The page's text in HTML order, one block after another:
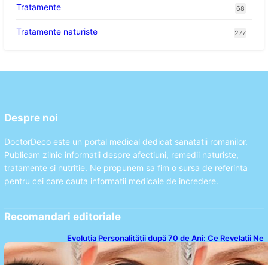
Tratamente 68
Tratamente naturiste 277
Despre noi
DoctorDeco este un portal medical dedicat sanatatii romanilor.
Publicam zilnic informatii despre afectiuni, remedii naturiste,
tratamente si nutritie. Ne propunem sa fim o sursa de referinta
pentru cei care cauta informatii medicale de incredere.
Recomandari editoriale
Evoluția Personalității după 70 de Ani: Ce Revelații Ne
Oferă Studiile Psihologice